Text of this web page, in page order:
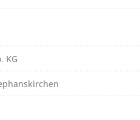
KG